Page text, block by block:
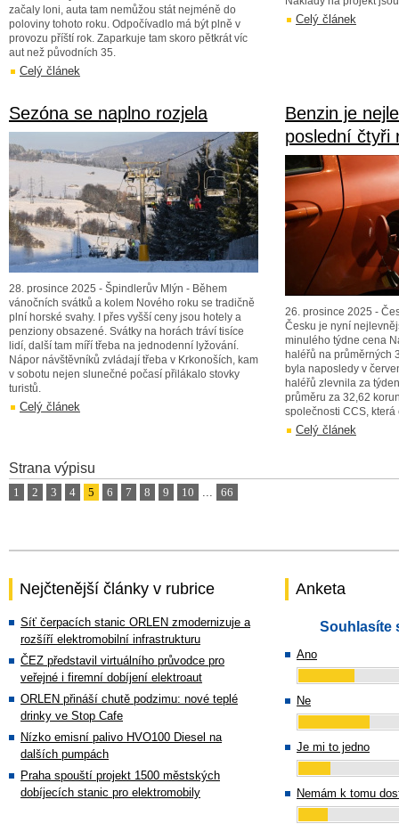
začaly loni, auta tam nemůžou stát nejméně do
poloviny tohoto roku. Odpočívadlo má být plně v
provozu příští rok. Zaparkuje tam skoro pětkrát víc
aut než původních 35.
Celý článek
Celý článek
Sezóna se naplno rozjela
28. prosince 2025 - Špindlerův Mlýn - Během
vánočních svátků a kolem Nového roku se tradičně
plní horské svahy. I přes vyšší ceny jsou hotely a
penziony obsazené. Svátky na horách tráví tisíce
lidí, další tam míří třeba na jednodenní lyžování.
Nápor návštěvníků zvládají třeba v Krkonoších, kam
v sobotu nejen slunečné počasí přilákalo stovky
turistů.
Celý článek
Benzin je
poslední čtyři
26. prosince 2025 -
Česku je nyní
minulého týdne cena
haléřů na průměrných
byla naposledy v
haléřů zlevnila za
průměru za 32,62
společnosti CCS, která
Celý článek
Strana výpisu
1 2 3 4 5 6 7 8 9 10 ... 66
Nejčtenější články v rubrice
Síť čerpacích stanic ORLEN zmodernizuje a
rozšíří elektromobilní infrastrukturu
ČEZ představil virtuálního průvodce pro
veřejné i firemní dobíjení elektroaut
ORLEN přináší chutě podzimu: nové teplé
drinky ve Stop Cafe
Nízko emisní palivo HVO100 Diesel na
dalších pumpách
Praha spouští projekt 1500 městských
dobíjecích stanic pro elektromobily
Anketa
Souhlasíte
Ano
Ne
Je mi to jedno
Nemám k tomu